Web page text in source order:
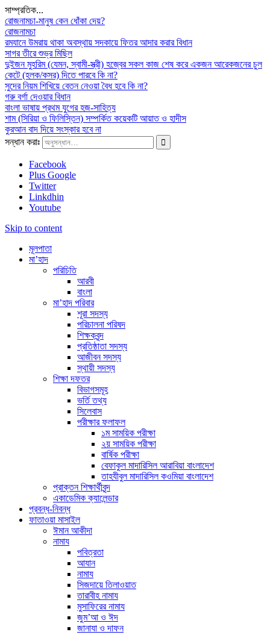
সাম্প্রতিক...
রোজনামচা-মানুষ কেন ধোঁকা দেয়?
রোজনামচা
রমযানে উমরায় থাকা অবস্থায় সদকায়ে ফিতর আদার করার বিধান
সাগর তীরে শুভ্র মিছিল
দুইজন মুহরিম (যেমন, স্বামী-স্ত্রী) হজ্বের সকল কাজ শেষ করে একজন আরেকজনের চুল
কেটে (হলক/কসর) দিতে পারবে কি না?
সুদের নিয়ম শিখিয়ে বেতন নেওয়া বৈধ হবে কি না?
গরু বর্গা দেওয়ার বিধান
বাংলা ভাষায় প্রথম যুগের হজ-সাহিত্য
শাম (সিরিয়া ও ফিলিস্তিন) সম্পর্কিত কয়েকটি আয়াত ও হাদীস
কুরআন বাদ দিয়ে সংস্কার হবে না
সন্ধান করাঃ
Facebook
Plus Google
Twitter
Linkdhin
Youtube
Skip to content
মূলপাতা
মা’হাদ
পরিচিতি
আরবী
বাংলা
মা’হাদ পরিবার
শূরা সদস্য
পরিচালনা পরিষদ
শিক্ষকবৃন্দ
প্রতিষ্ঠাতা সদস্য
আজীবন সদস্য
স্থায়ী সদস্য
শিক্ষা দফতর
বিভাগসমূহ
ভর্তি তথ্য
সিলেবাস
পরীক্ষার ফলাফল
১ম সাময়িক পরীক্ষা
২য় সাময়িক পরীক্ষা
বার্ষিক পরীক্ষা
বেফাকুল মাদারিসিল আরাবিয়া বাংলাদেশ
তাহযীবুল মাদারিসিল কওমিয়া বাংলাদেশ
প্রাক্তন শিক্ষার্থীবৃন্দ
একাডেমিক ক্যালেন্ডার
প্রবন্ধ-নিবন্ধ
ফাতাওয়া মাসাইল
ঈমান আকীদা
নামায
পবিত্রতা
আযান
নামায
সিজদায়ে তিলাওয়াত
তারাবীহ নামায
মুসাফিরের নামায
জুম’আ ও ঈদ
জানাযা ও দাফন